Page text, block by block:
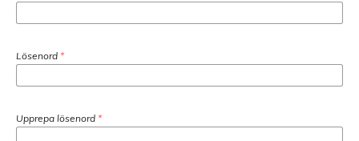
Lösenord *
Upprepa lösenord *